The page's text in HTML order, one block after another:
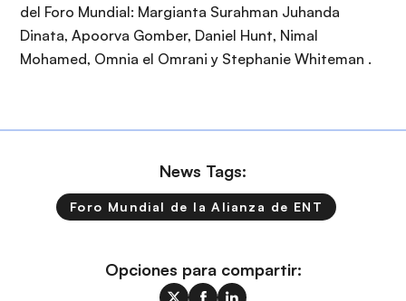
del Foro Mundial: Margianta Surahman Juhanda
Dinata, Apoorva Gomber, Daniel Hunt, Nimal
Mohamed, Omnia el Omrani y Stephanie Whiteman .
News Tags:
Foro Mundial de la Alianza de ENT
Opciones para compartir: